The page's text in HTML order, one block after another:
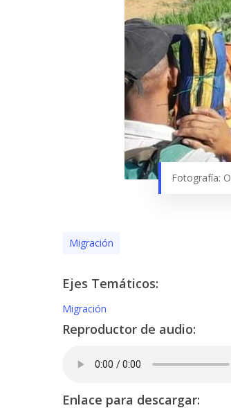
Fotografía:
Migración
Ejes Temáticos:
Migración
Reproductor de audio:
Enlace para descargar: